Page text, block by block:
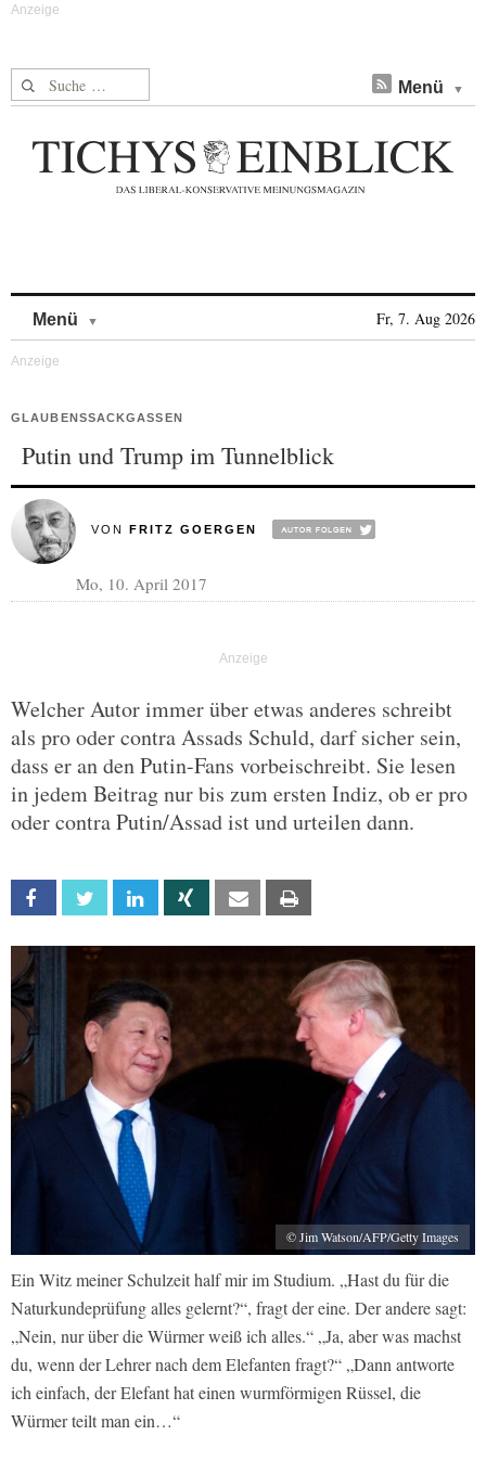
Suche nach: Menü
Menü Fr, 7. Aug 2026
GLAUBENSSACKGASSEN
Putin und Trump im Tunnelblick
VON FRITZ GOERGEN
Mo, 10. April 2017
Welcher Autor immer über etwas anderes schreibt
als pro oder contra Assads Schuld, darf sicher sein,
dass er an den Putin-Fans vorbeischreibt. Sie lesen
in jedem Beitrag nur bis zum ersten Indiz, ob er pro
oder contra Putin/Assad ist und urteilen dann.
Facebook Twitter Linkedin Xing Email
© Jim Watson/AFP/Getty Images
Ein Witz meiner Schulzeit half mir im Studium. „Hast du für die
Naturkundeprüfung alles gelernt?“, fragt der eine. Der andere sagt:
„Nein, nur über die Würmer weiß ich alles.“ „Ja, aber was machst
du, wenn der Lehrer nach dem Elefanten fragt?“ „Dann antworte
ich einfach, der Elefant hat einen wurmförmigen Rüssel, die
Würmer teilt man ein…“